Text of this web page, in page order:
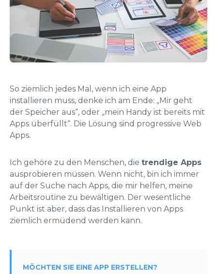
So ziemlich jedes Mal, wenn ich eine App
installieren muss, denke ich am Ende: „Mir geht
der Speicher aus“, oder „mein Handy ist bereits mit
Apps überfüllt“. Die Lösung sind progressive Web
Apps.
Ich gehöre zu den Menschen, die trendige Apps
ausprobieren müssen. Wenn nicht, bin ich immer
auf der Suche nach Apps, die mir helfen, meine
Arbeitsroutine zu bewältigen. Der wesentliche
Punkt ist aber, dass das Installieren von Apps
ziemlich ermüdend werden kann.
MÖCHTEN SIE EINE APP ERSTELLEN?